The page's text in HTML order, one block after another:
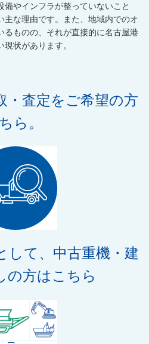
やインフラが整っていないこと
主な理由です。また、地域内でのオ
るものの、それが直接的に名古屋港
状があります。
・査定をご希望の方
ら。
して、中古重機・建
の方はこちら